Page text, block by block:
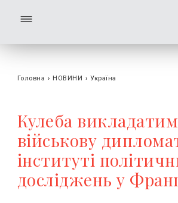
Головна › НОВИНИ › Україна
Кулеба
військову
інституті
досліджень у